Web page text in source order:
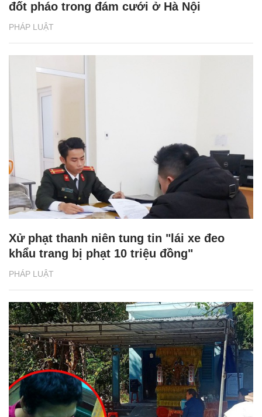
PHÁP LUẬT
đốt pháo trong đám cưới ở Hà Nội
PHÁP LUẬT
Xử phạt thanh niên tung tin "lái xe đeo
khẩu trang bị phạt 10 triệu đồng"